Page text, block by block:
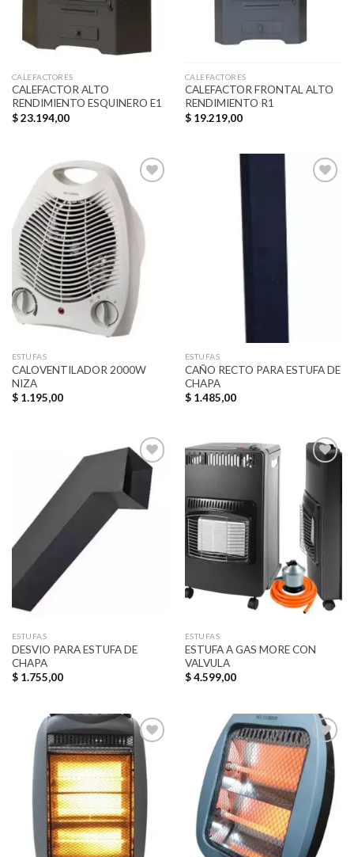
CALEFACTORES
CALEFACTOR ALTO
RENDIMIENTO ESQUINERO E1
$23.194,00
CALEFACTORES
CALEFACTOR FRONTAL ALTO
RENDIMIENTO R1
$19.219,00
Añadir
a la
deseos
ESTUFAS
CALOVENTILADOR 2000W
NIZA
$1.195,00
ESTUFAS
CAÑO RECTO PARA ESTUFA DE
CHAPA
$1.485,00
Añadir
a la
ESTUFAS
DESVIO PARA ESTUFA DE
CHAPA
$1.755,00
Añadir
a la
lista de
deseos
ESTUFAS
ESTUFA A GAS MORE CON
VALVULA
$4.599,00
Añadir
lista de
deseos
Añadir
a la
lista de
deseos